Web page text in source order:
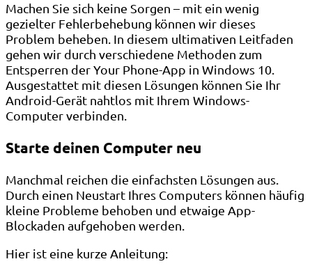
Machen Sie sich keine Sorgen – mit ein wenig
gezielter Fehlerbehebung können wir dieses
Problem beheben. In diesem ultimativen Leitfaden
gehen wir durch verschiedene Methoden zum
Entsperren der Your Phone-App in Windows 10.
Ausgestattet mit diesen Lösungen können Sie Ihr
Android-Gerät nahtlos mit Ihrem Windows-
Computer verbinden.
Starte deinen Computer neu
Manchmal reichen die einfachsten Lösungen aus.
Durch einen Neustart Ihres Computers können häufig
kleine Probleme behoben und etwaige App-
Blockaden aufgehoben werden.
Hier ist eine kurze Anleitung: